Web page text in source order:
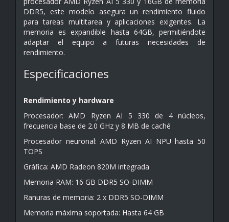
DDR5, este modelo asegura un rendimiento fluido
para tareas multitarea y aplicaciones exigentes. La
memoria es expandible hasta 64GB, permitiéndote
adaptar el equipo a futuras necesidades de
rendimiento.
Especificaciones
Rendimiento y hardware
Procesador: AMD Ryzen AI 5 330 de 4 núcleos,
frecuencia base de 2.0 GHz y 8 MB de caché
Procesador neuronal: AMD Ryzen AI NPU hasta 50
TOPS
Gráfica: AMD Radeon 820M integrada
Memoria RAM: 16 GB DDR5 SO-DIMM
Ranuras de memoria: 2 x DDR5 SO-DIMM
Memoria máxima soportada: Hasta 64 GB